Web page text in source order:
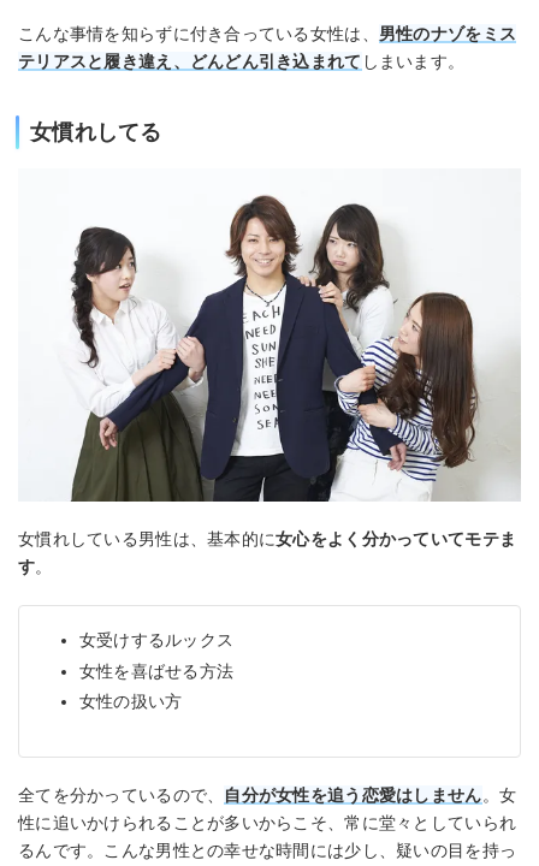
こんな事情を知らずに付き合っている女性は、 男性のナゾをミス
テリアスと履き違え、どんどん引き込まれて しまいます。
女慣れしてる
女慣れしている男性は、基本的に女心をよく分かっていてモテま
す。
女受けするルックス
女性を喜ばせる方法
女性の扱い方
全てを分かっているので、 自分が女性を追う恋愛はしません。女
性に追いかけられることが多いからこそ、常に堂々としていられ
るんです。こんな男性との幸せな時間には少し、疑いの目を持っ